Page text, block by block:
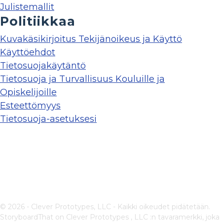
Julistemallit
Politiikkaa
Kuvakäsikirjoitus Tekijänoikeus ja Käyttö
Käyttöehdot
Tietosuojakäytäntö
Tietosuoja ja Turvallisuus Kouluille ja
Opiskelijoille
Esteettömyys
Tietosuoja-asetuksesi
© 2026 - Clever Prototypes, LLC - Kaikki oikeudet pidätetään.
StoryboardThat on Clever Prototypes , LLC :n tavaramerkki, joka